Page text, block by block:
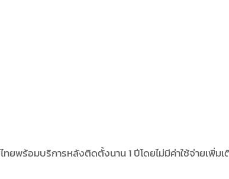
พร้อมบริการหลังติดตั้งนาน 1 ปีโดยไม่มีค่าใช้จ่ายเพิ่มเ